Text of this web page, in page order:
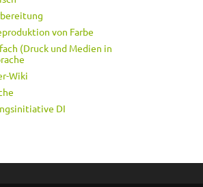
von Farbe
(Druck und Medien in
Wiki
DI